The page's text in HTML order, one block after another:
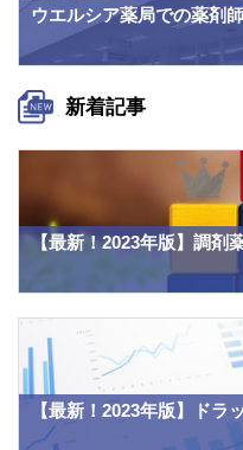
ウエルシア薬局での薬剤
新着記事
【最新！2023年版】調剤
【最新！2023年版】ドラ